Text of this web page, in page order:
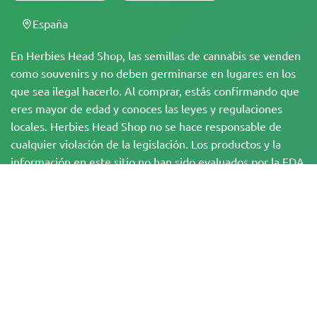
En Herbies Head Shop, las semillas de cannabis se venden
como souvenirs y no deben germinarse en lugares en los
que sea ilegal hacerlo. Al comprar, estás confirmando que
eres mayor de edad y conoces las leyes y regulaciones
locales. Herbies Head Shop no se hace responsable de
cualquier violación de la legislación. Los productos y la
información en este sitio no han sido evaluados por la FDA
España